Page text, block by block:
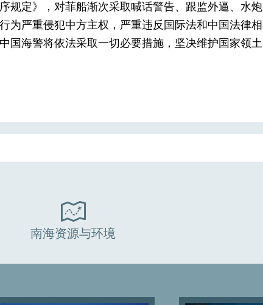
规定》，对菲船渐次采取喊话警告、跟监外逼、水炮
为严重侵犯中方主权，严重违反国际法和中国法律相
国海警将依法采取一切必要措施，坚决维护国家领土
南海资源与环境